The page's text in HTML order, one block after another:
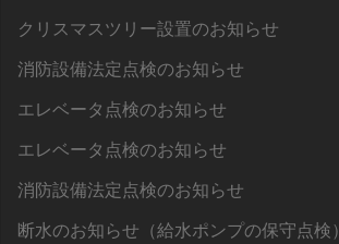
クリスマスツリー設置のお知らせ
消防設備法定点検のお知らせ
エレベータ点検のお知らせ
エレベータ点検のお知らせ
消防設備法定点検のお知らせ
断水のお知らせ（給水ポンプの保守点検）